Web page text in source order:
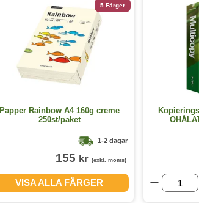
5 Färger
Papper Rainbow A4 160g creme
250st/paket
1-2 dagar
155 kr (exkl. moms)
VISA ALLA FÄRGER